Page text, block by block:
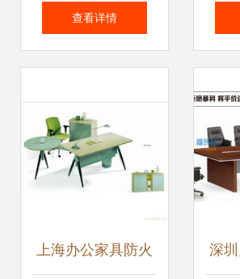
比价与促销——第
查看详情
素
上海办公家具防火 深